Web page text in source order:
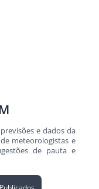
e dados da
meteorologistas e
de pauta e